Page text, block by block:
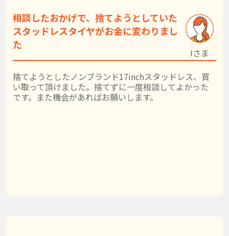
相談したおかげで、捨てようとしていた
スタッドレスタイヤがお金に変わりまし
た
捨てようとしたノンブランド17inchスタッドレス、買
い取って頂けました。捨てずに一度相談してよかった
です。また機会があればお願いします。
Iさま